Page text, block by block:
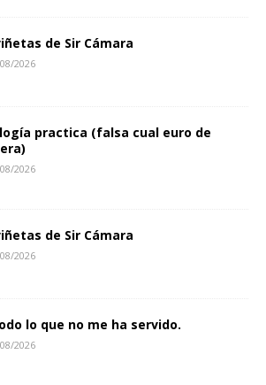
de Sir Cámara
2026
practica (falsa cual euro de
2026
de Sir Cámara
2026
lo que no me ha servido.
2026